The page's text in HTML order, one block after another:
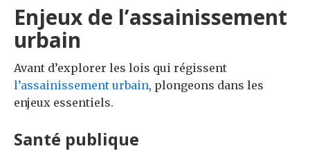
Enjeux de l’assainissement
urbain
Avant d’explorer les lois qui régissent
l’assainissement urbain, plongeons dans les
enjeux essentiels.
Santé publique